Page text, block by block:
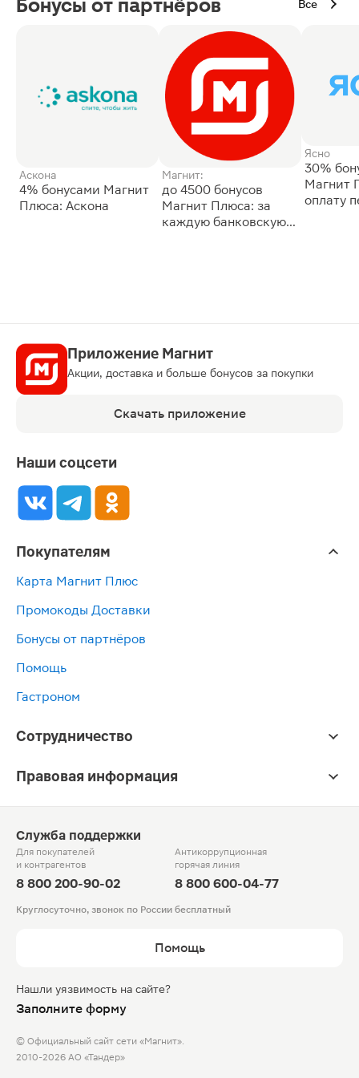
Бонусы от партнёров Все
Аскона
4% бонусами Магнит
Плюса: Аскона
Магнит:
до 4500 бонусов
Магнит Плюса: за
каждую банковскую
Ясно
30%
Магнит
оплату
Приложение Магнит
Акции, доставка и больше бонусов за покупки
Скачать приложение
Наши соцсети
Покупателям
Карта Магнит Плюс
Промокоды Доставки
Бонусы от партнёров
Помощь
Гастроном
Сотрудничество
Правовая информация
Служба поддержки
Для покупателей
и контрагентов
8 800 200-90-02
Антикоррупционная
горячая линия
8 800 600-04-77
Круглосуточно, звонок по России бесплатный
Помощь
Нашли уязвимость на сайте?
Заполните форму
© Официальный сайт сети «Магнит».
2010-2026 АО «Тандер»